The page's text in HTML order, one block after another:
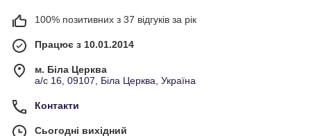
100% позитивних з 37 відгуків за рік
Працює з 10.01.2014
м. Біла Церква
а/с 16, 09107, Біла Церква, Україна
Контакти
Сьогодні вихідний